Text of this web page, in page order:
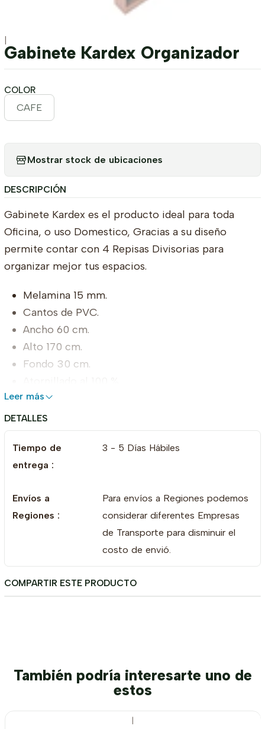
|
Gabinete Kardex Organizador
COLOR
CAFE
Mostrar stock de ubicaciones
DESCRIPCIÓN
Gabinete Kardex es el producto ideal para toda
Oficina, o uso Domestico, Gracias a su diseño
permite contar con 4 Repisas Divisorias para
organizar mejor tus espacios.
Melamina 15 mm.
Cantos de PVC.
Ancho 60 cm.
Alto 170 cm.
Fondo 30 cm.
Fondo en Durolac 3mm.
ESTE PRODUCTO SOLO SE ENTREGA ARMADO, SIN
COSTO ADICIONAL.
Leer más
DETALLES
Tiempo de
entrega :
3 - 5 Días Hábiles
Envíos a
Regiones :
Para envíos a Regiones podemos
considerar diferentes Empresas
de Transporte para disminuir el
costo de envió.
COMPARTIR ESTE PRODUCTO
También podría interesarte uno de
estos